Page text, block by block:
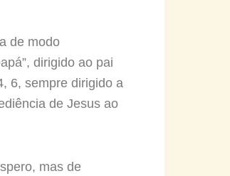
de modo
dirigido ao pai
6, sempre dirigido a
de Jesus ao
mas de